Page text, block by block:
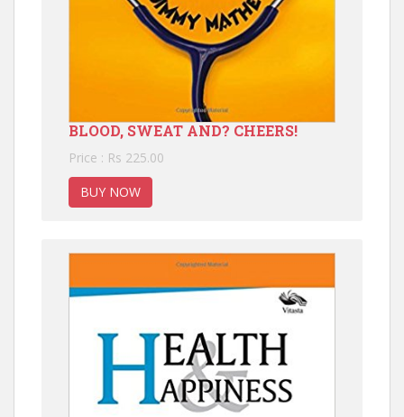
BLOOD, SWEAT AND? CHEERS!
Price : Rs 225.00
BUY NOW